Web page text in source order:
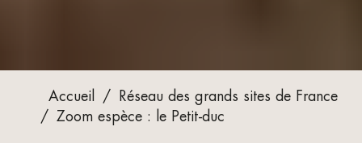
Accueil /
Réseau des grands sites de France
/
Zoom espèce : le Petit-duc